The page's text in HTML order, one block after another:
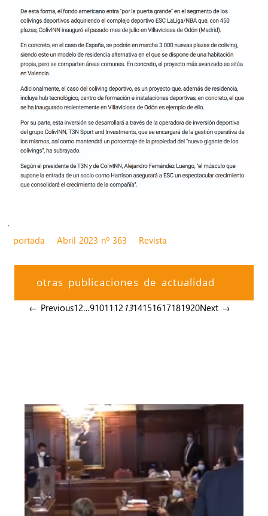
.
portada
Abril 2023 nº 363 Revista
otras publicaciones de actualidad
← Previous12…91011121314151617181920Next →